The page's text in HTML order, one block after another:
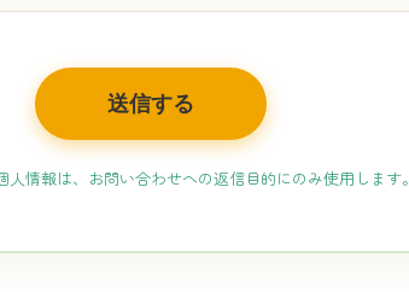
送信する
人情報は、お問い合わせへの返信目的にのみ使用します。